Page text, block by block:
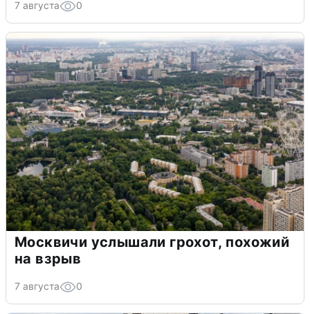
7 августа 0
Москвичи услышали грохот, похожий
на взрыв
7 августа 0